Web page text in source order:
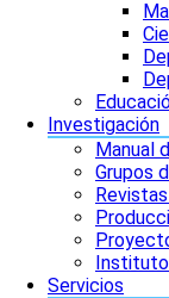
Investigación
Manual
Grupos
Servicios